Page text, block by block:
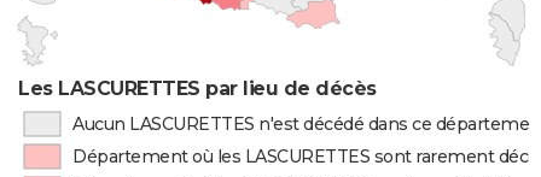
Les LASCURETTES par lieu de décès
Aucun LASCURETTES n'est décédé dans ce
Département où les LASCURETTES sont rarement